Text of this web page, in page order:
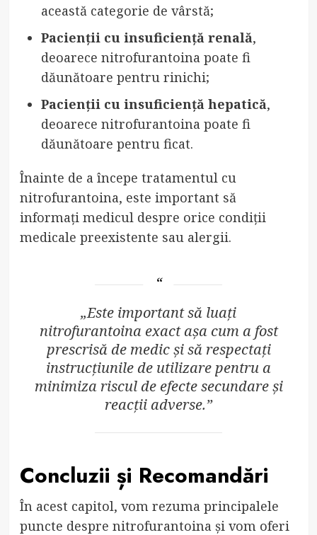
această categorie de vârstă;
Pacienții cu insuficiență renală,
deoarece nitrofurantoina poate fi
dăunătoare pentru rinichi;
Pacienții cu insuficiență hepatică,
deoarece nitrofurantoina poate fi
dăunătoare pentru ficat.
Înainte de a începe tratamentul cu
nitrofurantoina, este important să
informați medicul despre orice condiții
medicale preexistente sau alergii.
„Este important să luați
nitrofurantoina exact așa cum a fost
prescrisă de medic și să respectați
instrucțiunile de utilizare pentru a
minimiza riscul de efecte secundare și
reacții adverse.”
Concluzii și Recomandări
În acest capitol, vom rezuma principalele
puncte despre nitrofurantoina și vom oferi